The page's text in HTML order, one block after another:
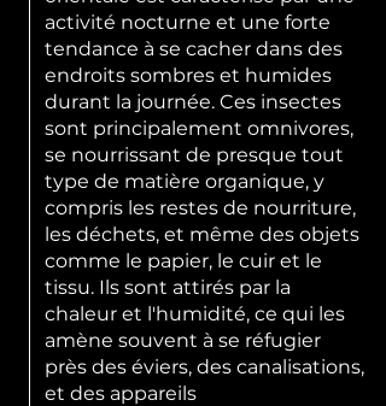
activité nocturne et une forte
tendance à se cacher dans des
endroits sombres et humides
durant la journée. Ces insectes
sont principalement omnivores,
se nourrissant de presque tout
type de matière organique, y
compris les restes de nourriture,
les déchets, et même des objets
comme le papier, le cuir et le
tissu. Ils sont attirés par la
chaleur et l'humidité, ce qui les
amène souvent à se réfugier
près des éviers, des canalisations,
et des appareils